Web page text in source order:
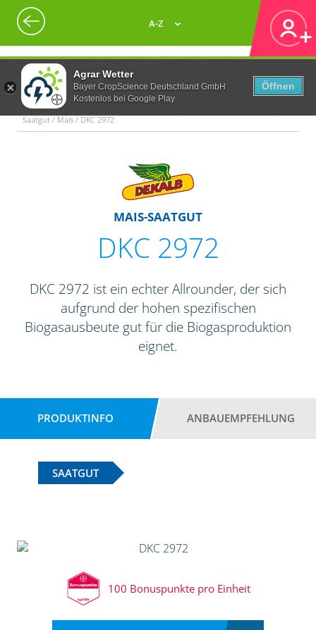
Agrar Wetter
Bayer CropScience Deutschland GmbH
Kostenlos bei Google Play
Öffnen
A-Z
Saatgut / Mais / DKC 2972
MAIS-SAATGUT
DKC 2972
DKC 2972 ist ein echter Allrounder, der sich
aufgrund der hohen spezifischen
Biogasausbeute gut für die Biogasproduktion
eignet.
PRODUKTINFO ANBAUEMPFEHLUNG
SAATGUT
100 Bonuspunkte pro Einheit